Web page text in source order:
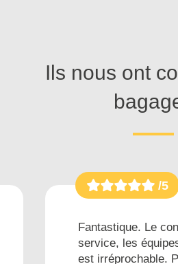
Ils nous ont
/5
Fantastique. Le
service, les
est irréprochable.